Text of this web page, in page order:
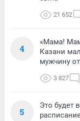
21 652
4
«Мама!
Казани
мужчину
3 827
5
Это будет